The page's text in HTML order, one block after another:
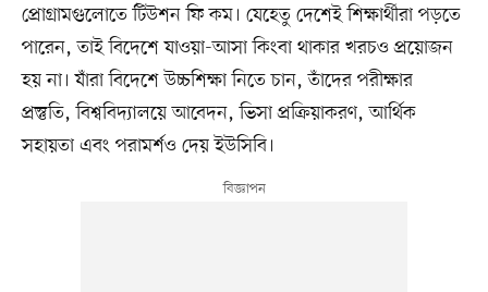
প্রোগ্রামগুলোতে টিউশন ফি কম। যেহেতু দেশেই শিক্ষার্থীরা পড়তে
পারেন, তাই বিদেশে যাওয়া-আসা কিংবা থাকার খরচও প্রয়োজন
হয় না। যাঁরা বিদেশে উচ্চশিক্ষা নিতে চান, তাঁদের পরীক্ষার
প্রস্তুতি, বিশ্ববিদ্যালয়ে আবেদন, ভিসা প্রক্রিয়াকরণ, আর্থিক
সহায়তা এবং পরামর্শও দেয় ইউসিবি।